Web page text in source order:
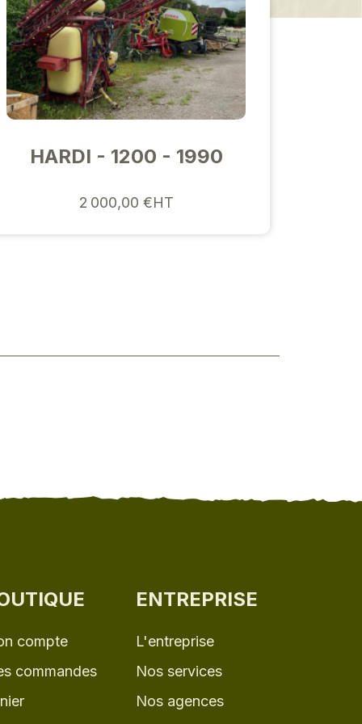
HARDI - 1200 - 1990
2 000,00 €HT
compte
commandes
ENTREPRISE
L'entreprise
Nos services
Nos agences